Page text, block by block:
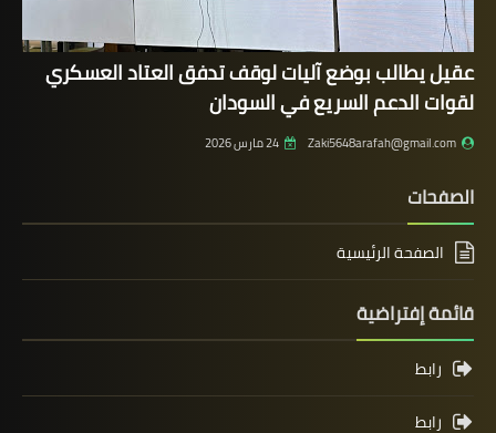
عقيل يطالب بوضع آليات لوقف تدفق العتاد العسكري
لقوات الدعم السريع في السودان
Zaki5648arafah@gmail.com 24 مارس 2026
الصفحات
الصفحة الرئيسية
قائمة إفتراضية
رابط
رابط